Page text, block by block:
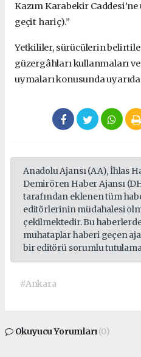
Kazım Karabekir
geçit hariç).”
Yetkililer, sürücülerin
güzergâhları kullanmaları
uymaları konusunda
Anadolu Ajansı (AA), İhlas
Demirören Haber Ajansı
tarafından eklenen tüm
editörlerinin müdahalesi
çekilmektedir. Bu
muhataplar haberi geçen
bir editörü sorumlu
#Ankara
Okuyucu Yorumları(0)